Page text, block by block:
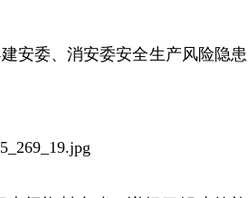
安委、消安委安全生产风险隐患